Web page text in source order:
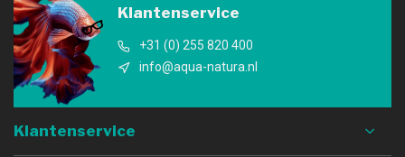
Klantenservice
+31 (0) 255 820 400
info@aqua-natura.nl
Klantenservice